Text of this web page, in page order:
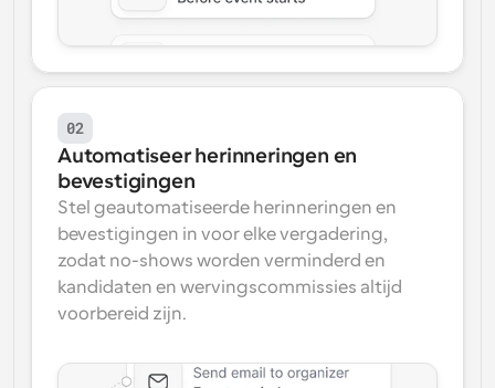
02
Automatiseer herinneringen en
bevestigingen
Stel geautomatiseerde herinneringen en
bevestigingen in voor elke vergadering,
zodat no-shows worden verminderd en
kandidaten en wervingscommissies altijd
voorbereid zijn.